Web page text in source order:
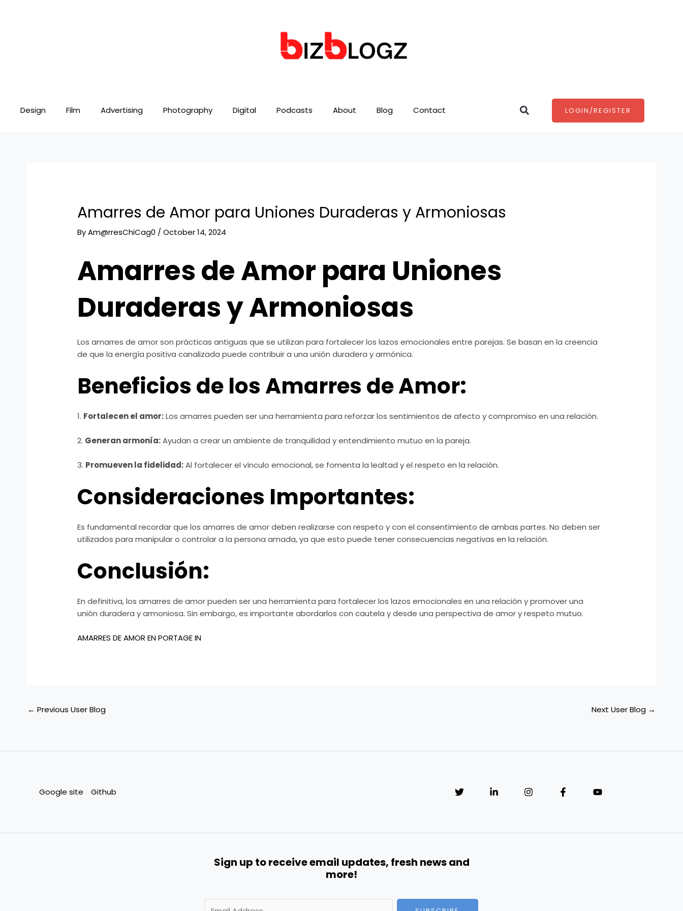
Design Film Advertising Photography Digital Podcasts About Blog Contact SearchLOGIN/REGISTER
Amarres de Amor para Uniones Duraderas y Armoniosas
ByAm@rresChiCag0 /October 14, 2024
Amarres de Amor para Uniones
Duraderas y Armoniosas
Los amarres de amor son prácticas antiguas que se utilizan para fortalecer los lazos emocionales entre parejas. Se basan en la creencia
de que la energía positiva canalizada puede contribuir a una unión duradera y armónica.
Beneficios de los Amarres de Amor:
1. Fortalecen el amor:Los amarres pueden ser una herramienta para reforzar los sentimientos de afecto y compromiso en una relación.
2. Generan armonía:Ayudan a crear un ambiente de tranquilidad y entendimiento mutuo en la pareja.
3. Promueven la fidelidad:Al fortalecer el vínculo emocional, se fomenta la lealtad y el respeto en la relación.
Consideraciones Importantes:
Es fundamental recordar que los amarres de amor deben realizarse con respeto y con el consentimiento de ambas partes. No deben ser
utilizados para manipular o controlar a la persona amada, ya que esto puede tener consecuencias negativas en la relación.
Conclusión:
En definitiva, los amarres de amor pueden ser una herramienta para fortalecer los lazos emocionales en una relación y promover una
unión duradera y armoniosa. Sin embargo, es importante abordarlos con cautela y desde una perspectiva de amor y respeto mutuo.
AMARRES DE AMOR EN PORTAGE IN
← Previous User Blog Next User Blog →
Google site Github
Sign up to receive email updates, fresh news and
more!